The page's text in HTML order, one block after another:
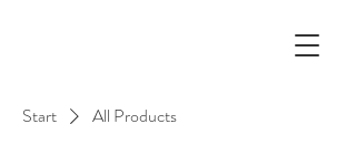
Start All Products